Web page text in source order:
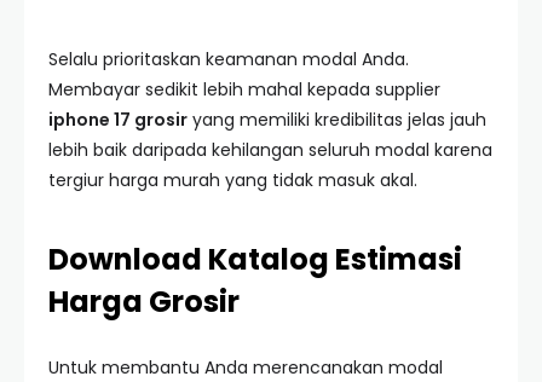
Selalu prioritaskan keamanan modal Anda.
Membayar sedikit lebih mahal kepada supplier
iphone 17 grosir yang memiliki kredibilitas jelas jauh
lebih baik daripada kehilangan seluruh modal karena
tergiur harga murah yang tidak masuk akal.
Download Katalog Estimasi
Harga Grosir
Untuk membantu Anda merencanakan modal